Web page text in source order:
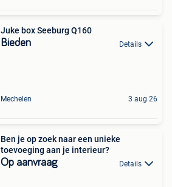
Juke box Seeburg Q160
Bieden Details
Mechelen 3 aug 26
Ben je op zoek naar een unieke
toevoeging aan je interieur?
Op aanvraag Details